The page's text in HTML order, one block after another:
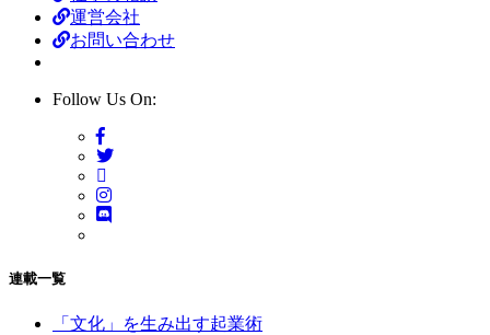
運営会社
お問い合わせ
Follow Us On:
連載一覧
「文化」を生み出す起業術